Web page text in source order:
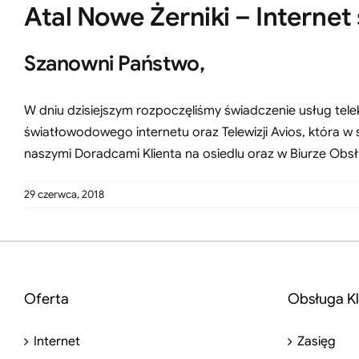
Atal Nowe Żerniki –
Szanowni Państwo,
W dniu dzisiejszym rozpoczęliśmy świadczenie usług
światłowodowego internetu oraz Telewizji Avios, która
naszymi Doradcami Klienta na osiedlu oraz w Biurze
29 czerwca, 2018
Oferta
Internet
Obsługa
Zasięg